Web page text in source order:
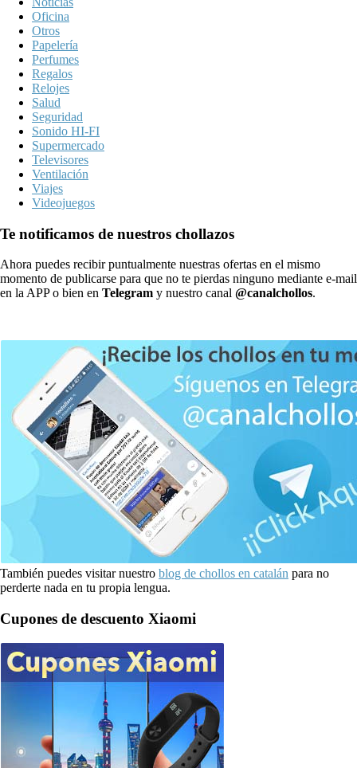
Oficina
Otros
Papelería
Perfumes
Regalos
Relojes
Salud
Seguridad
Sonido HI-FI
Supermercado
Televisores
Ventilación
Viajes
Videojuegos
Te notificamos de nuestros chollazos
Ahora puedes recibir puntualmente nuestras ofertas en el mismo
momento de publicarse para que no te pierdas ninguno mediante e-mail
en la APP o bien en Telegram y nuestro canal @canalchollos.
También puedes visitar nuestro blog de chollos en catalán para no
perderte nada en tu propia lengua.
Cupones de descuento Xiaomi